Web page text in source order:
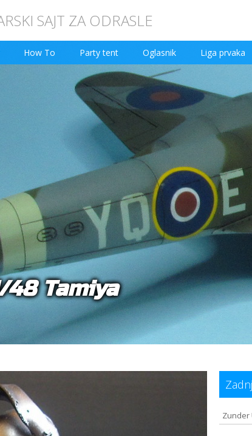
SAJT ZA ODRASLE
How To Party tent Oglasnik Liga prvaka
48 Tamiya
Zunder